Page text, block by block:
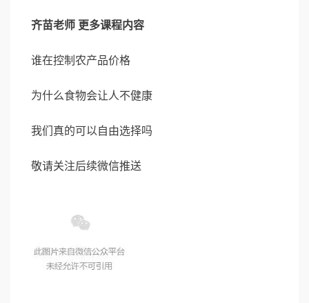
齐苗老师 更多课程内容
谁在控制农产品价格
为什么食物会让人不健康
我们真的可以自由选择吗
敬请关注后续微信推送